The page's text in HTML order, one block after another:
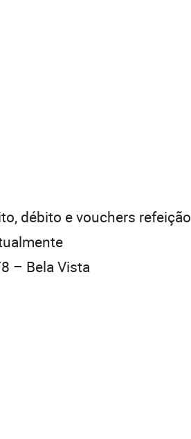
débito e vouchers refeição
– Bela Vista